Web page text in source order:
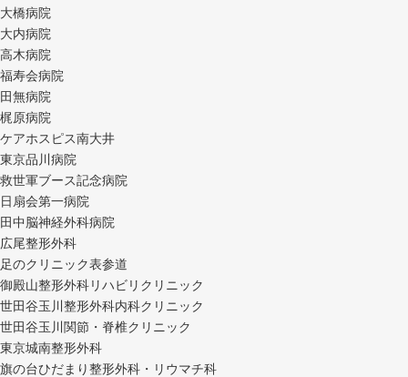
大橋病院
大内病院
高木病院
福寿会病院
田無病院
梶原病院
ケアホスピス南大井
東京品川病院
救世軍ブース記念病院
日扇会第一病院
田中脳神経外科病院
広尾整形外科
足のクリニック表参道
御殿山整形外科リハビリクリニック
世田谷玉川整形外科内科クリニック
世田谷玉川関節・脊椎クリニック
東京城南整形外科
旗の台ひだまり整形外科・リウマチ科